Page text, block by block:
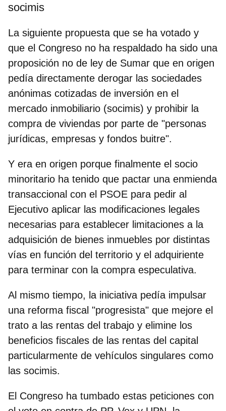
socimis
La siguiente propuesta que se ha votado y
que el Congreso no ha respaldado ha sido una
proposición no de ley de Sumar que en origen
pedía directamente derogar las sociedades
anónimas cotizadas de inversión en el
mercado inmobiliario (socimis) y prohibir la
compra de viviendas por parte de "personas
jurídicas, empresas y fondos buitre".
Y era en origen porque finalmente el socio
minoritario ha tenido que pactar una enmienda
transaccional con el PSOE para pedir al
Ejecutivo aplicar las modificaciones legales
necesarias para establecer limitaciones a la
adquisición de bienes inmuebles por distintas
vías en función del territorio y el adquiriente
para terminar con la compra especulativa.
Al mismo tiempo, la iniciativa pedía impulsar
una reforma fiscal "progresista" que mejore el
trato a las rentas del trabajo y elimine los
beneficios fiscales de las rentas del capital
particularmente de vehículos singulares como
las socimis.
El Congreso ha tumbado estas peticiones con